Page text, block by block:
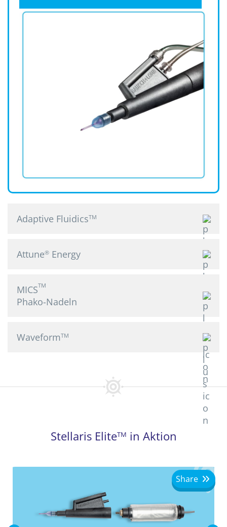
Adaptive FluidicsTM
Attune® Energy
MICSTM
Phako-Nadeln
WaveformTM
Stellaris EliteTM in Aktion
Share